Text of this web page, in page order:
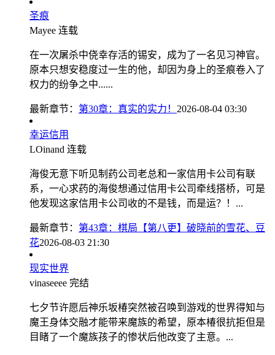
圣痕
Mayee 连载
在一次屠杀中侥幸存活的锡安，成为了一名见习神官。
原本只想安稳度过一生的他，却因为身上的圣痕卷入了
权力的纷争之中......
最新章节： 第30章：真实的实力！ 2026-08-04 03:30
幸运信用
LOinand 连载
海俊无意下听见制药公司老总和一家信用卡公司有联
系，一心求药的海俊想通过信用卡公司牵线搭桥，可是
他发现这家信用卡公司收的不是钱，而是运？！...
最新章节： 第43章：棋局【第八更】破晓前的雪花、豆
花2026-08-03 21:30
现实世界
vinaseeee 完结
七夕节许愿后神乐坂椿突然被召唤到游戏的世界得知与
魔王身体交融才能带来魔族的希望，原本椿很抗拒但是
目睹了一个魔族孩子的惨状后他改变了主意。...